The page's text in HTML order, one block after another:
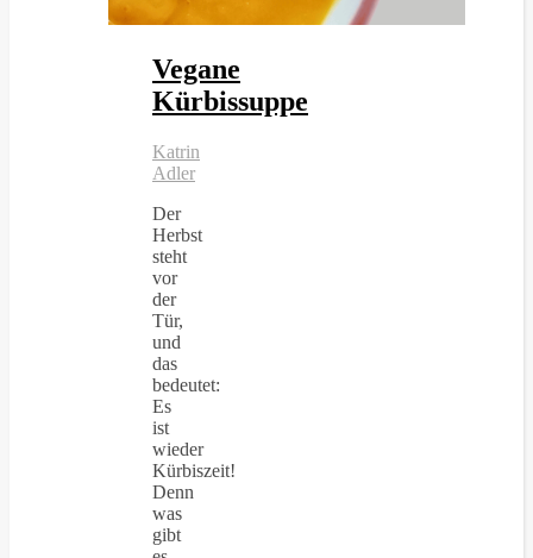
Vegane
Kürbissuppe
Katrin
Adler
Der
Herbst
steht
vor
der
Tür,
und
das
bedeutet:
Es
ist
wieder
Kürbiszeit!
Denn
was
gibt